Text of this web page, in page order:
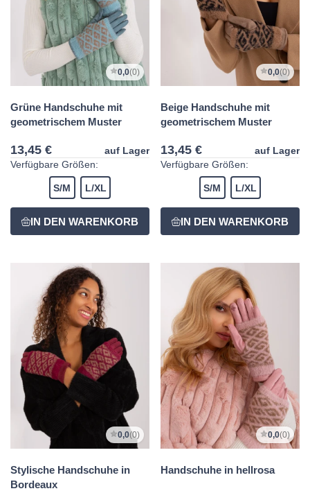
0,0(0)
Grüne Handschuhe mit
geometrischem Muster
13,45 €
auf Lager
Verfügbare Größen:
S/M L/XL
0,0(0)
Beige Handschuhe mit
geometrischem Muster
13,45 €
auf Lager
Verfügbare Größen:
S/M L/XL
0,0(0)
Stylische Handschuhe in
Bordeaux
0,0(0)
Handschuhe in hellrosa